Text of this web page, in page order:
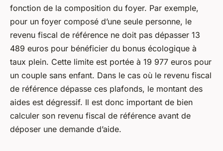
fonction de la composition du foyer. Par exemple,
pour un foyer composé d’une seule personne, le
revenu fiscal de référence ne doit pas dépasser 13
489 euros pour bénéficier du bonus écologique à
taux plein. Cette limite est portée à 19 977 euros pour
un couple sans enfant. Dans le cas où le revenu fiscal
de référence dépasse ces plafonds, le montant des
aides est dégressif. Il est donc important de bien
calculer son revenu fiscal de référence avant de
déposer une demande d’aide.